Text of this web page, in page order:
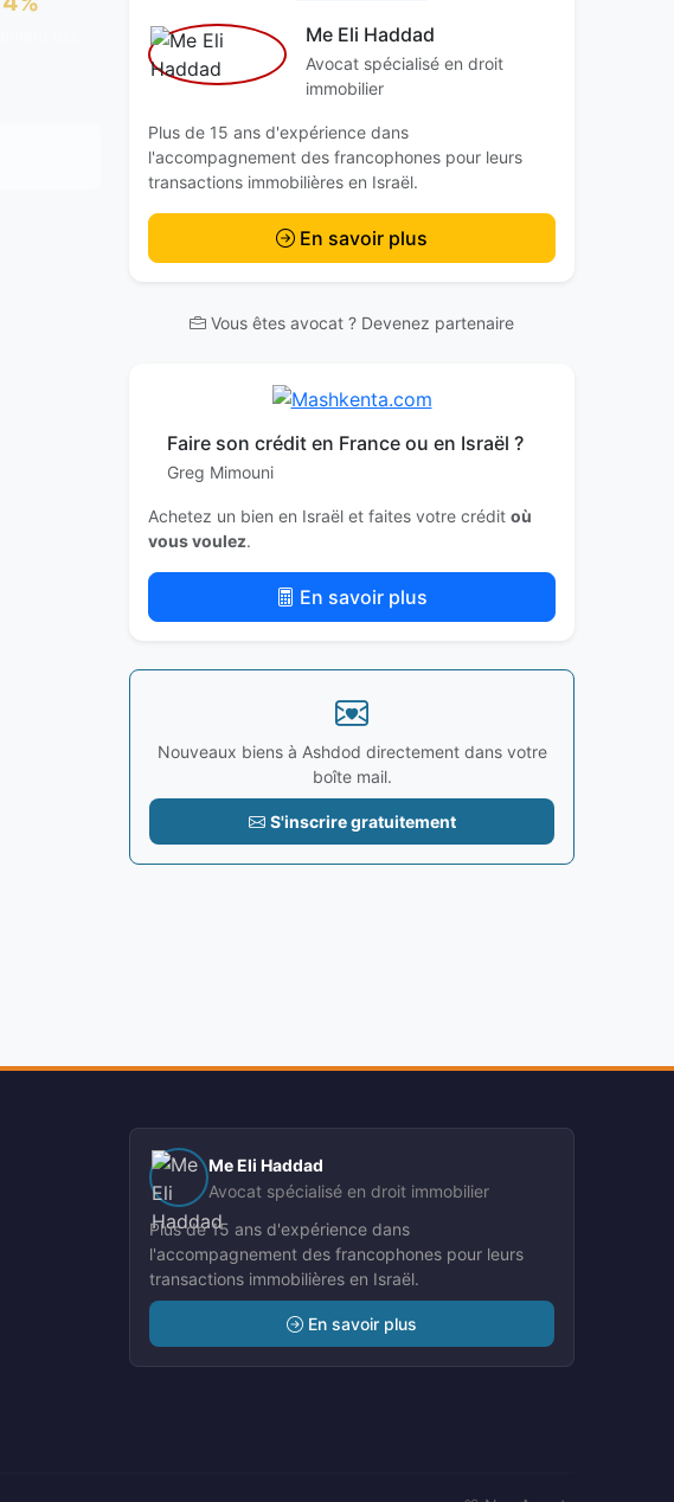
Me Eli Haddad
Avocat spécialisé en droit
immobilier
Plus de 15 ans d'expérience dans
l'accompagnement des francophones pour leurs
transactions immobilières en Israël.
En savoir plus
Vous êtes avocat ? Devenez partenaire
Faire son crédit en France ou en Israël ?
Greg Mimouni
Achetez un bien en Israël et faites votre crédit où
vous voulez.
En savoir plus
Nouveaux biens à Ashdod directement dans votre
boîte mail.
S'inscrire gratuitement
Me Eli Haddad
Avocat spécialisé en droit immobilier
Plus de 15 ans d'expérience dans
l'accompagnement des francophones pour leurs
transactions immobilières en Israël.
En savoir plus